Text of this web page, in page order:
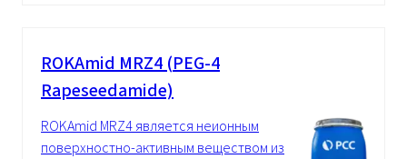
ROKAmid MRZ4 (PEG-4
Rapeseedamide)
ROKAmid MRZ4 является неионным
поверхностно-активным веществом из